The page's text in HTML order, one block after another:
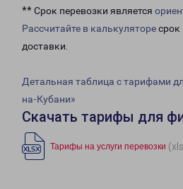
** Срок перевозки является
Рассчитайте в калькуляторесрок
доставки.
Детальная таблица с тарифами
на-Кубани»
Скачать тарифы для
Тарифы на услуги перевозки